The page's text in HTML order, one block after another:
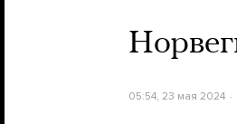
05:54, 23 мая 2024